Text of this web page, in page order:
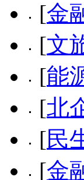
[金
[文
[能
[北
[民
[金